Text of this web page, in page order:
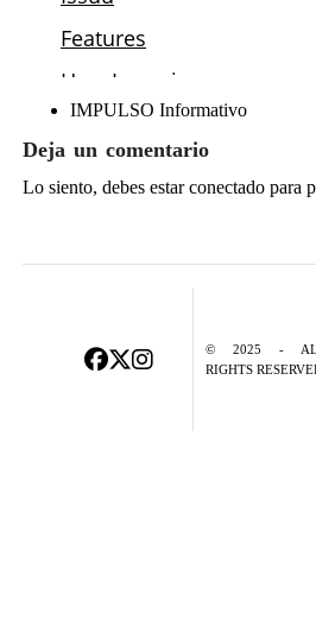
IMPULSO Informativo
Deja un comentario
Lo siento, debes estarconectadopara
© 2025 -
RIGHTS